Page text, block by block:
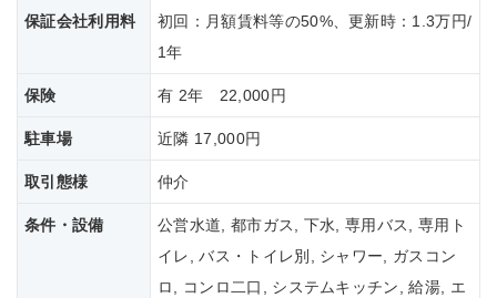
保証会社利用料
初回：月額賃料等の50%、更新時：1.3万円/
1年
保険 有 2年 22,000円
駐車場 近隣 17,000円
取引態様 仲介
条件・設備
公営水道, 都市ガス, 下水, 専用バス, 専用ト
イレ, バス・トイレ別, シャワー, ガスコン
ロ, コンロ二口, システムキッチン, 給湯, エ